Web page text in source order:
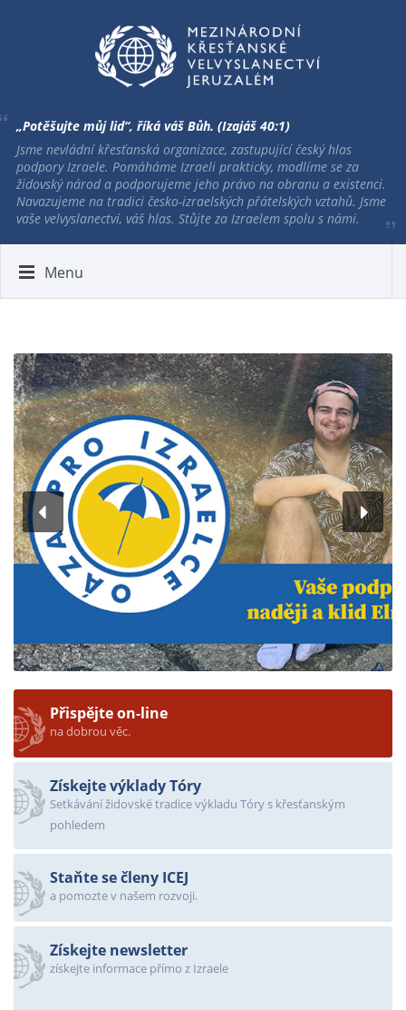
„Potěšujte můj lid“, říká váš Bůh. (Izajáš 40:1)
Jsme nevládní křesťanská organizace, zastupující český hlas
podpory Izraele. Pomáháme Izraeli prakticky, modlíme se za
židovský národ a podporujeme jeho právo na obranu a existenci.
Navazujeme na tradici česko-izraelských přátelských vztahů. Jsme
vaše velvyslanectví, váš hlas. Stůjte za Izraelem spolu s námi.
Menu
Přispějte on-line
na dobrou věc.
Získejte výklady Tóry
Setkávání židovské tradice výkladu Tóry s křesťanským
pohledem
Staňte se členy ICEJ
a pomozte v našem rozvoji.
Získejte newsletter
získejte informace přímo z Izraele